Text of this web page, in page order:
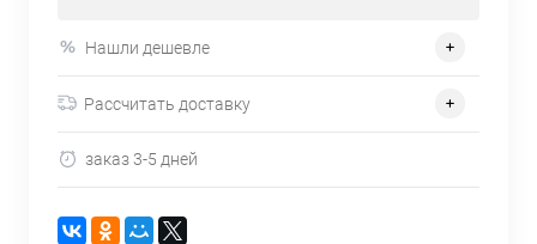
Нашли дешевле
Рассчитать доставку
заказ 3-5 дней